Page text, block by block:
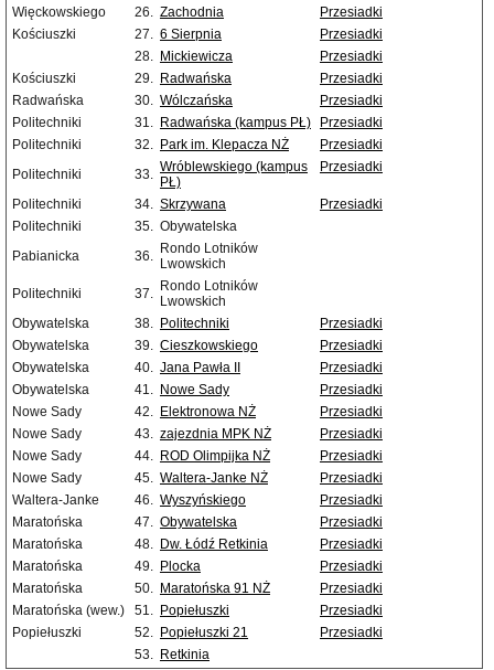
Więckowskiego
26. Zachodnia
Przesiadki
Kościuszki
27. 6 Sierpnia
Przesiadki
28. Mickiewicza
Przesiadki
Kościuszki
29. Radwańska
Przesiadki
Radwańska
30. Wólczańska
Przesiadki
Politechniki
31. Radwańska (kampus PŁ)
Przesiadki
Politechniki
32. Park im. Klepacza NŻ
Przesiadki
Politechniki
33. Wróblewskiego (kampus
PŁ)
Przesiadki
Politechniki 34. Skrzywana
Przesiadki
Politechniki
35. Obywatelska
Pabianicka
36. Rondo Lotników
Lwowskich
Politechniki
37. Rondo Lotników
Lwowskich
Obywatelska
38. Politechniki
Przesiadki
Obywatelska
39. Cieszkowskiego
Przesiadki
Obywatelska
40. Jana Pawła II
Przesiadki
Obywatelska
41. Nowe Sady
Przesiadki
Nowe Sady
42. Elektronowa NŻ
Przesiadki
Nowe Sady
43. zajezdnia MPK NŻ
Przesiadki
Nowe Sady
44. ROD Olimpijka NŻ
Przesiadki
Nowe Sady
45. Waltera-Janke NŻ
Przesiadki
Waltera-Janke
46. Wyszyńskiego
Przesiadki
Maratońska
47. Obywatelska
Przesiadki
Maratońska
48. Dw. Łódź Retkinia
Przesiadki
Maratońska
49. Plocka
Przesiadki
Maratońska
50. Maratońska 91 NŻ
Przesiadki
Maratońska (wew.)
51. Popiełuszki
Przesiadki
Popiełuszki
52. Popiełuszki 21
Przesiadki
53. Retkinia